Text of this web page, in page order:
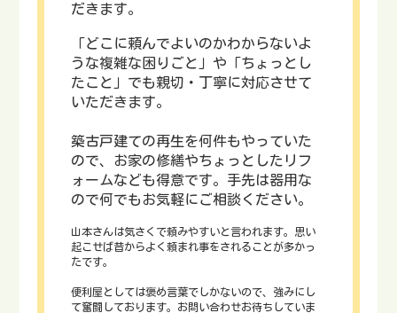
だきます。
「どこに頼んでよいのかわからないよ
うな複雑な困りごと」や「ちょっとし
たこと」でも親切・丁寧に対応させて
いただきます。
築古戸建ての再生を何件もやっていた
ので、お家の修繕やちょっとしたリフ
ォームなども得意です。手先は器用な
ので何でもお気軽にご相談ください。
山本さんは気さくで頼みやすいと言われます。思い
起こせば昔からよく頼まれ事をされることが多かっ
たです。
便利屋としては褒め言葉でしかないので、強みにし
て奮闘しております。お問い合わせお待ちしていま